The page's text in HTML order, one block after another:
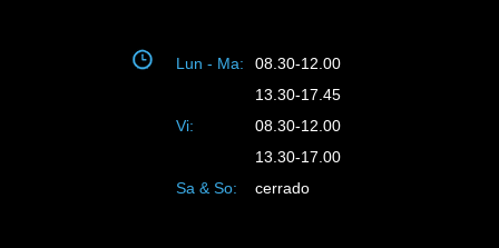
Lun - Ma:
08.30-12.00
13.30-17.45
Vi:
08.30-12.00
13.30-17.00
Sa & So:
cerrado